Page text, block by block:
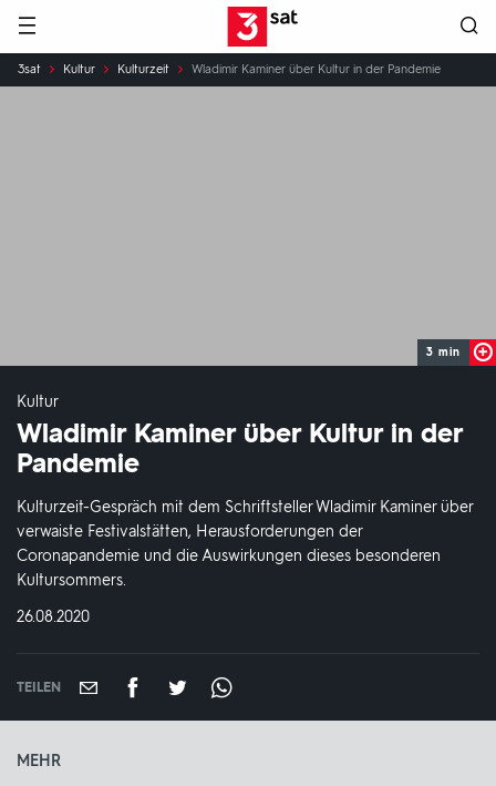
Hauptnavigation 3SAT
Sie
sind
3sat Kultur Kulturzeit Wladimir Kaminer über Kultur in der Pandemie
3 min
Kultur
Wladimir Kaminer über Kultur in der
Pandemie
Kulturzeit-Gespräch mit dem Schriftsteller Wladimir Kaminer über
verwaiste Festivalstätten, Herausforderungen der
Coronapandemie und die Auswirkungen dieses besonderen
Kultursommers.
DATUM:
26.08.2020
TEILEN
MEHR